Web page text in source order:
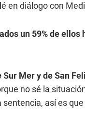
en diálogo con
un 59% de ellos
Mer y de San
no sé la
así es